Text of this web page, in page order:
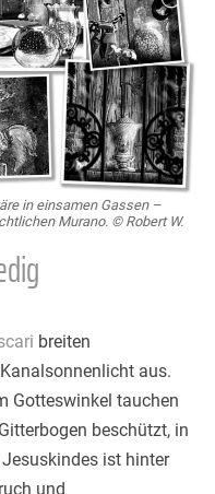
in einsamen Gassen –
Murano. © Robert W.
breiten
aus.
Gotteswinkel tauchen
beschützt, in
ist hinter
und